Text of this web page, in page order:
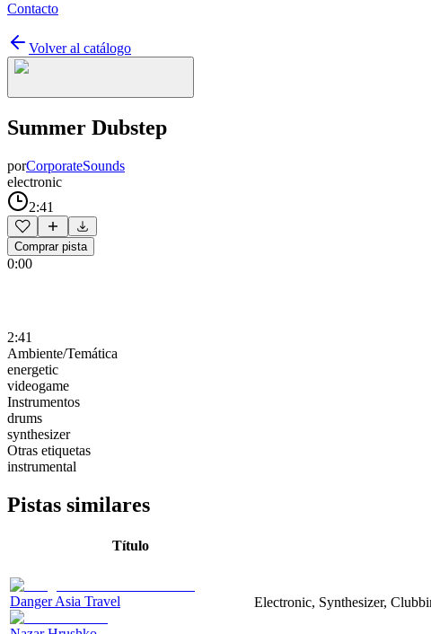
Contacto
Volver al catálogo
Summer Dubstep
porCorporateSounds
electronic
2:41
Comprar pista
0:00
2:41
Ambiente/Temática
energetic
videogame
Instrumentos
drums
synthesizer
Otras etiquetas
instrumental
Pistas similares
Título
Danger Asia Travel Electronic, Synthesizer,